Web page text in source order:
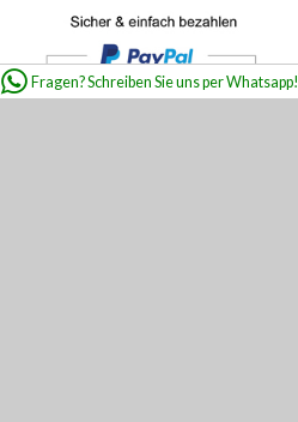
Fragen? Schreiben Sie uns per Whatsapp!